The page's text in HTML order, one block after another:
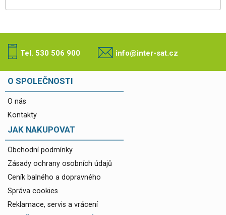
Tel. 530 506 900 info@inter-sat.cz
O SPOLEČNOSTI
O nás
Kontakty
JAK NAKUPOVAT
Obchodní podmínky
Zásady ochrany osobních údajů
Ceník balného a dopravného
Správa cookies
Reklamace, servis a vrácení